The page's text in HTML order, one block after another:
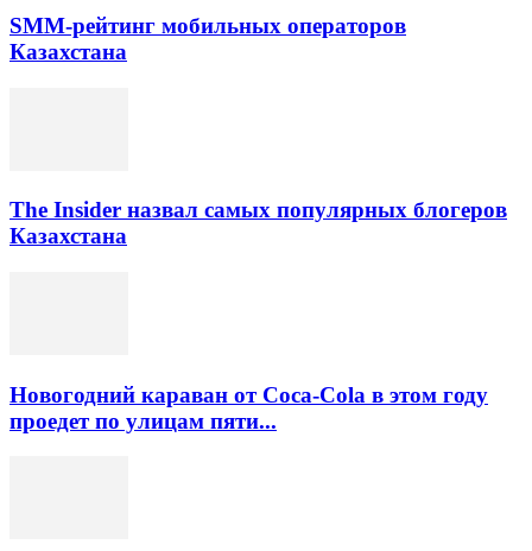
SMM-рейтинг мобильных операторов
Казахстана
The Insider назвал самых популярных блогеров
Казахстана
Новогодний караван от Coca-Cola в этом году
проедет по улицам пяти...